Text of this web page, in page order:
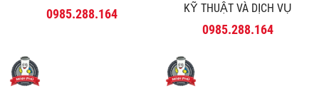
0985.288.164
KỸ THUẬT VÀ DỊCH VỤ
MINH PHÚ
0985.288.164